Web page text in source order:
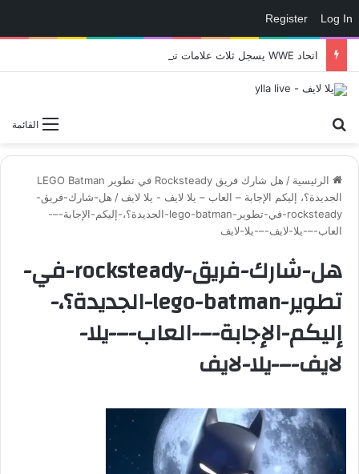
Log In
Register
القائمة
الرئيسية /
هل شارك فريق Rocksteady في تطوير LEGO Batman
الجديدة؟، إليكم الإجابة – العاب – يلا لايف - يلا لايف / هل-شارك-فريق-
rocksteady-في-تطوير-lego-batman-الجديدة؟،-إليكم-الإجابة-–-
العاب-–-يلا-لايف-–-يلا-لايف
هل-شارك-فريق-rocksteady-في-
تطوير-lego-batman-الجديدة؟،-
إليكم-الإجابة-–-العاب-–-يلا-
لايف-–-يلا-لايف